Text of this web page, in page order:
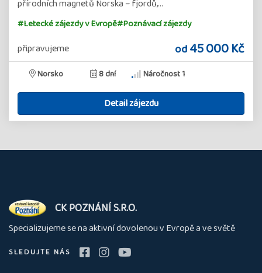
přírodních magnetů Norska – fjordů,…
#Letecké zájezdy v Evropě#Poznávací zájezdy
připravujeme od45 000 Kč
Norsko 8 dní Náročnost 1
Detail zájezdu
O
nás
CK POZNÁNÍ S.R.O.
Specializujeme se na aktivní dovolenou v Evropě a ve světě
SLEDUJTE NÁS